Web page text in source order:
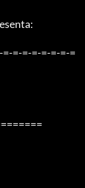
=-=-=-=-=-=-=